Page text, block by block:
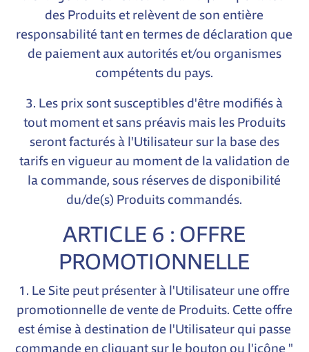
des Produits et relèvent de son entière
responsabilité tant en termes de déclaration que
de paiement aux autorités et/ou organismes
compétents du pays.
3. Les prix sont susceptibles d'être modifiés à
tout moment et sans préavis mais les Produits
seront facturés à l'Utilisateur sur la base des
tarifs en vigueur au moment de la validation de
la commande, sous réserves de disponibilité
du/de(s) Produits commandés.
ARTICLE 6 : OFFRE
PROMOTIONNELLE
1. Le Site peut présenter à l'Utilisateur une offre
promotionnelle de vente de Produits. Cette offre
est émise à destination de l'Utilisateur qui passe
commande en cliquant sur le bouton ou l'icône "